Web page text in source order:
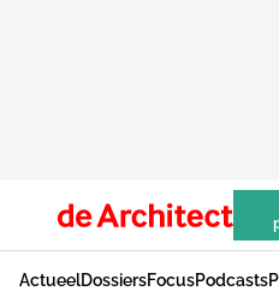
ActueelDossiersFocusPodcasts